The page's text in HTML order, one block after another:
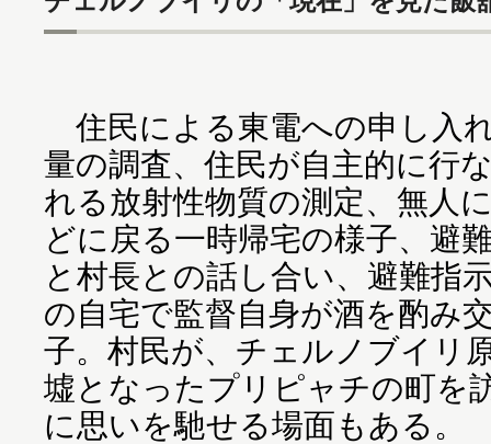
住民による東電への申し入
量の調査、住民が自主的に行
れる放射性物質の測定、無人
どに戻る一時帰宅の様子、避
と村長との話し合い、避難指
の自宅で監督自身が酒を酌み
子。村民が、チェルノブイリ
墟となったプリピャチの町を
に思いを馳せる場面もある。